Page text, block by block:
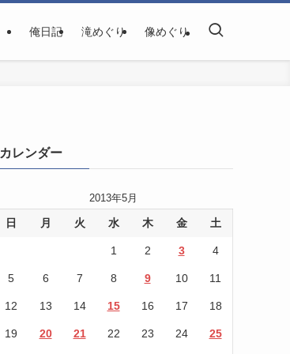
俺日記 滝めぐり 像めぐり
カレンダー
2013年5月
日 月 火 水 木 金 土
1 2 3 4
5 6 7 8 9 10 11
12 13 14 15 16 17 18
19 20 21 22 23 24 25